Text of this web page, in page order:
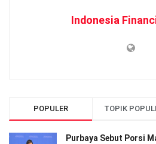
Indonesia
POPULER TOPIK
Purbaya Sebut Porsi